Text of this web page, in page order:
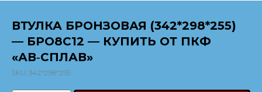
ВТУЛКА БРОНЗОВАЯ (342*298*255)
— БРО8С12 — КУПИТЬ ОТ ПКФ
«АВ‑СПЛАВ»
SKU: 342*298*255